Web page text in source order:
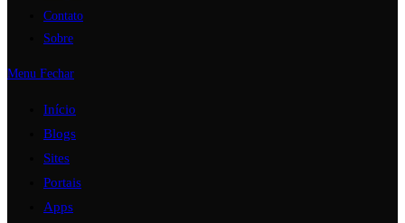
Contato
Sobre
Menu Fechar
Início
Blogs
Sites
Portais
Apps